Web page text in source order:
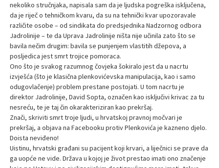
nekoliko stručnjaka, napisala sam da je ljudska pogreška isključena,
da je riječ o tehničkom kvaru, da su na tehnički kvar upozoravale
različite osobe – od sindikata do predsjednika Nadzornog odbora
Jadrolinije – te da Uprava Jadrolinije ništa nije učinila zato što se
bavila nečim drugim: bavila se punjenjem vlastitih džepova, a
posljedica jest smrt trojice pomoraca.
Ono što je svakog razumnog čovjeka šokiralo jest da u nacrtu
izvješća (što je klasična plenkovićevska manipulacija, kao i samo
odugovlačenje) problem prestane postojati. U tom nacrtu je
direktor Jadrolinije, David Sopta, označen kao isključivi krivac za tu
nesreću, te je taj čin okarakteriziran kao prekršaj.
Znači, skriviti smrt troje ljudi, u hrvatskoj pravnoj močvari je
prekršaj, a objava na Facebooku protiv Plenkovića je kazneno djelo.
Doista neviđeno!
Uistinu, hrvatski građani su pacijent koji krvari, a liječnici se prave da
ga uopće ne vide. Država u kojoj je život prestao imati ono značenje